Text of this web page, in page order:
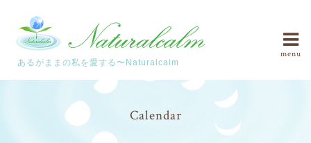
あるがままの私を愛する〜Naturalcalm
menu
Calendar